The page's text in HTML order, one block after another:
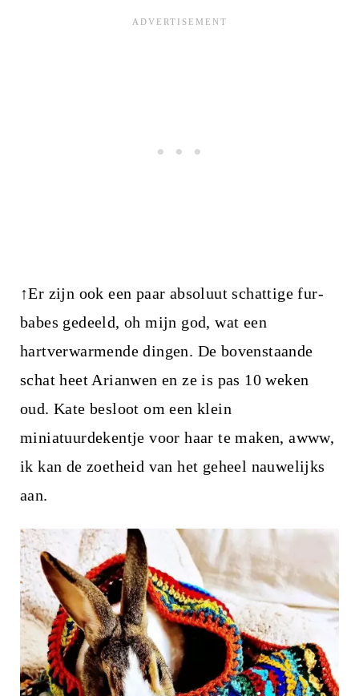
↑Er zijn ook een paar absoluut schattige fur-
babes gedeeld, oh mijn god, wat een
hartverwarmende dingen. De bovenstaande
schat heet Arianwen en ze is pas 10 weken
oud. Kate besloot om een ​​klein
miniatuurdekentje voor haar te maken, awww,
ik kan de zoetheid van het geheel nauwelijks
aan.